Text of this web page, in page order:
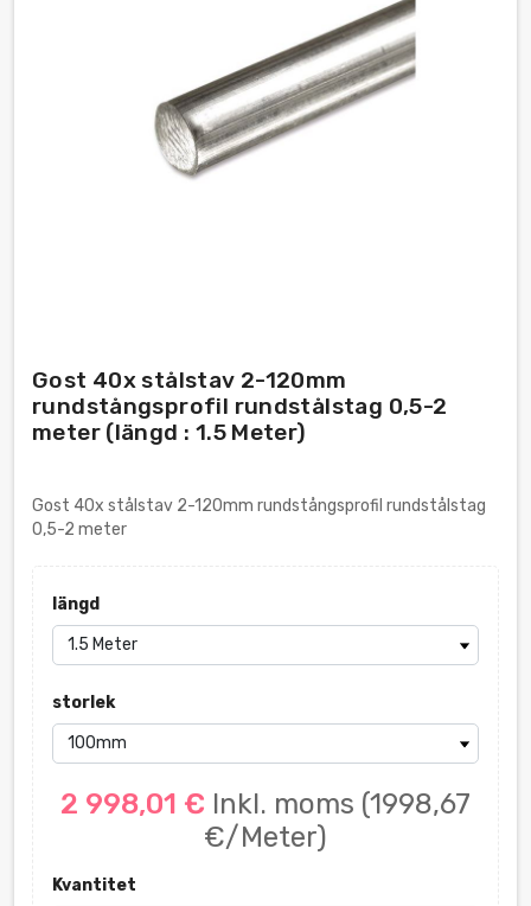
Gost 40x stålstav 2-120mm
rundstångsprofil rundstålstag 0,5-2
meter (längd : 1.5 Meter)
Gost 40x stålstav 2-120mm rundstångsprofil rundstålstag
0,5-2 meter
längd
storlek
2 998,01 € Inkl. moms (1998,67
€/Meter)
Kvantitet